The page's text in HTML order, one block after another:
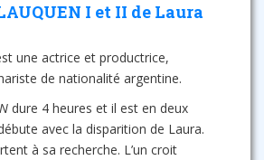
I et II de Laura
une actrice et productrice,
de nationalité argentine.
dure 4 heures et il est en deux
avec la disparition de Laura.
à sa recherche. L’un croit